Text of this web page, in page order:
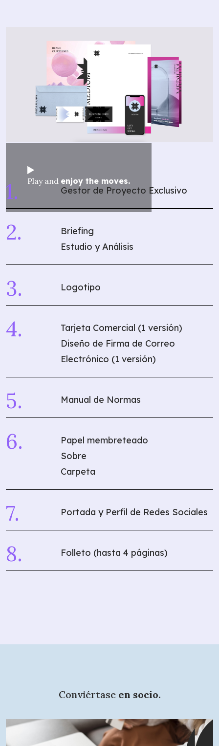
Play and enjoy the moves.
Gestor de Proyecto Exclusivo
Briefing
Estudio y Análisis
Logotipo
Tarjeta Comercial (1 versión)
Diseño de Firma de Correo
Electrónico (1 versión)
Manual de Normas
Papel membreteado
Sobre
Carpeta
Portada y Perfil de Redes Sociales
Folleto (hasta 4 páginas)
Conviértase en socio.